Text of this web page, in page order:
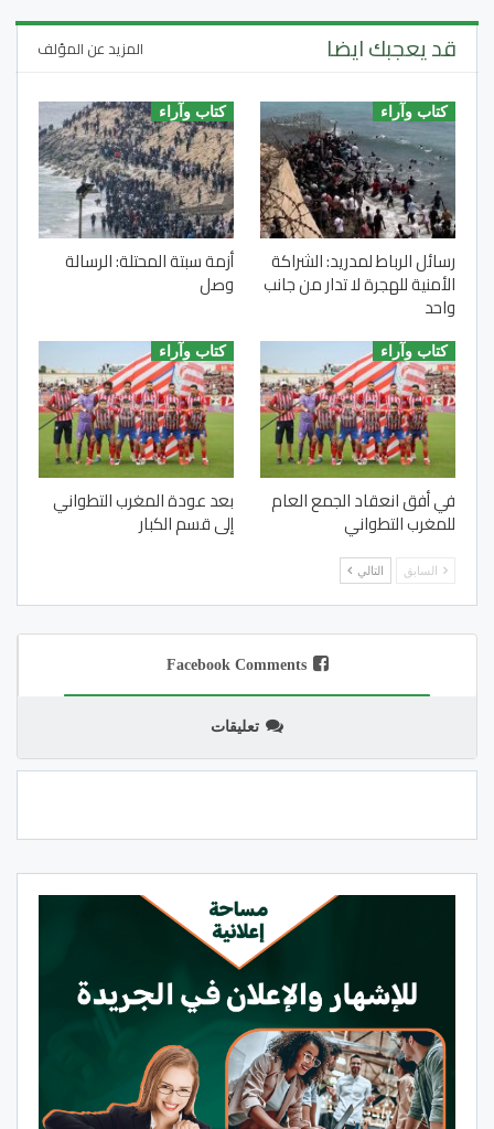
قد يعجبك ايضا المزيد عن المؤلف
كتاب وآراء
رسائل الرباط لمدريد: الشراكة
الأمنية للهجرة لا تدار من جانب
واحد
كتاب وآراء
أزمة سبتة المحتلة: الرسالة
وصل
كتاب وآراء
في أفق انعقاد الجمع العام
للمغرب التطواني
كتاب وآراء
بعد عودة المغرب التطواني
إلى قسم الكبار
السابق التالي
Facebook Comments
تعليقات